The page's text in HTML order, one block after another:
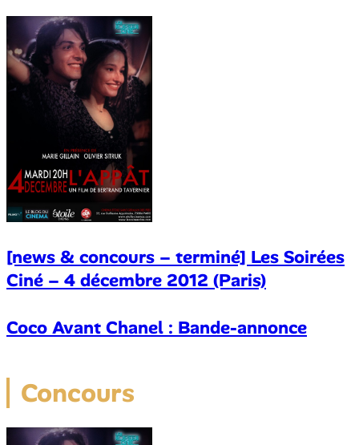
[news & concours – terminé] Les Soirées
Ciné – 4 décembre 2012 (Paris)
Coco Avant Chanel : Bande-annonce
Concours